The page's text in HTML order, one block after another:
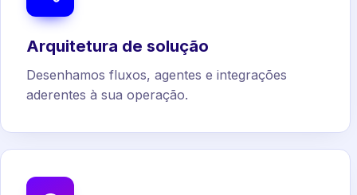
Arquitetura de solução
Desenhamos fluxos, agentes e integrações
aderentes à sua operação.